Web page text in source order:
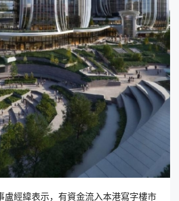
盧經緯表示，有資金流入本港寫字樓市